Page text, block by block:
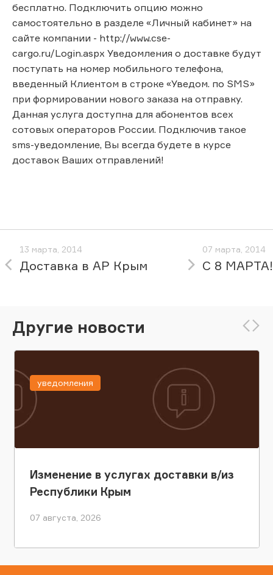
бесплатно. Подключить опцию можно
самостоятельно в разделе «Личный кабинет» на
сайте компании - http://www.cse-
cargo.ru/Login.aspx Уведомления о доставке будут
поступать на номер мобильного телефона,
введенный Клиентом в строке «Уведом. по SMS»
при формировании нового заказа на отправку.
Данная услуга доступна для абонентов всех
сотовых операторов России. Подключив такое
sms-уведомление, Вы всегда будете в курсе
доставок Ваших отправлений!
13 марта, 2014
Доставка в АР Крым
07 марта, 2014
С 8 МАРТА!
Другие новости
Изменение в услугах доставки в/из
Республики Крым
07 августа, 2026
уведомления